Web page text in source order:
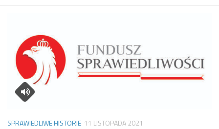
SPRAWIEDLIWE HISTORIE 11 LISTOPADA 2021